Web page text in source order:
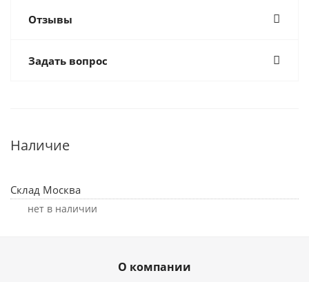
Отзывы
Задать вопрос
Наличие
Склад Москва
Нет в наличии
О компании